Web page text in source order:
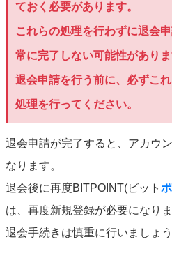
ておく必要があります。
これらの処理を行わずに退会
常に完了しない可能性がありま
退会申請を行う前に、必ずこ
処理を行ってください。
退会申請が完了すると、アカウ
なります。
退会後に再度BITPOINT(ビット
は、再度新規登録が必要になりま
退会手続きは慎重に行いましょう